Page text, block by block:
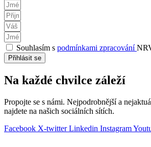
Souhlasím s podmínkami zpracování
Přihlásit se
Na každé chvilce záleží
Propojte se s námi. Nejpodrobnější a
najdete na našich sociálních sítích.
Facebook X-twitter Linkedin Instagram